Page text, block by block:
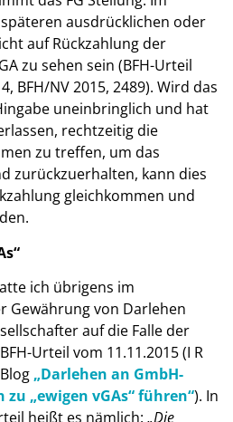
ausdrücklichen oder
auf Rückzahlung der
zu sehen sein (BFH-Urteil
BFH/NV 2015, 2489). Wird das
uneinbringlich und hat
rechtzeitig die
zu treffen, um das
zurückzuerhalten, kann dies
gleichkommen und
ich übrigens im
Gewährung von Darlehen
auf die Falle der
Urteil vom 11.11.2015 (I R
„Darlehen an GmbH-
„ewigen vGAs“ führen“). In
heißt es nämlich: „Die